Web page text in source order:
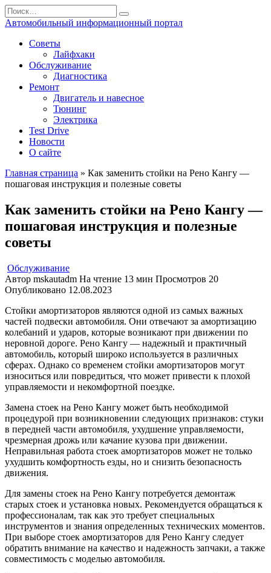
Перейти
к
Search
for:
Автомобильный информационный портал
Советы
Лайфхаки
Обслуживание
Диагностика
Ремонт
Двигатель и навесное
Тюнинг
Электрика
Test Drive
Новости
О сайте
Главная страница » Как заменить стойки на Рено Кангу —
пошаговая инструкция и полезные советы
Как заменить стойки на Рено Кангу —
пошаговая инструкция и полезные
советы
Обслуживание
Автор mskautadm На чтение 13 мин Просмотров 20
Опубликовано 12.08.2023
Стойки амортизаторов являются одной из самых важных
частей подвески автомобиля. Они отвечают за амортизацию
колебаний и ударов, которые возникают при движении по
неровной дороге. Рено Кангу — надежный и практичный
автомобиль, который широко используется в различных
сферах. Однако со временем стойки амортизаторов могут
износиться или повредиться, что может привести к плохой
управляемости и некомфортной поездке.
Замена стоек на Рено Кангу может быть необходимой
процедурой при возникновении следующих признаков: стуки
в передней части автомобиля, ухудшение управляемости,
чрезмерная дрожь или качание кузова при движении.
Неправильная работа стоек амортизаторов может не только
ухудшить комфортность езды, но и снизить безопасность
движения.
Для замены стоек на Рено Кангу потребуется демонтаж
старых стоек и установка новых. Рекомендуется обращаться к
профессионалам, так как это требует специальных
инструментов и знания определенных технических моментов.
При выборе стоек амортизаторов для Рено Кангу следует
обратить внимание на качество и надежность запчаки, а также
совместимость с моделью автомобиля.